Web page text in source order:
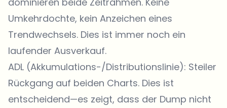
Umkehrdochte, kein Anzeichen eines
Trendwechsels. Dies ist immer noch ein
laufender Ausverkauf.
ADL (Akkumulations-/Distributionslinie): Steiler
Rückgang auf beiden Charts. Dies ist
entscheidend—es zeigt, dass der Dump nicht